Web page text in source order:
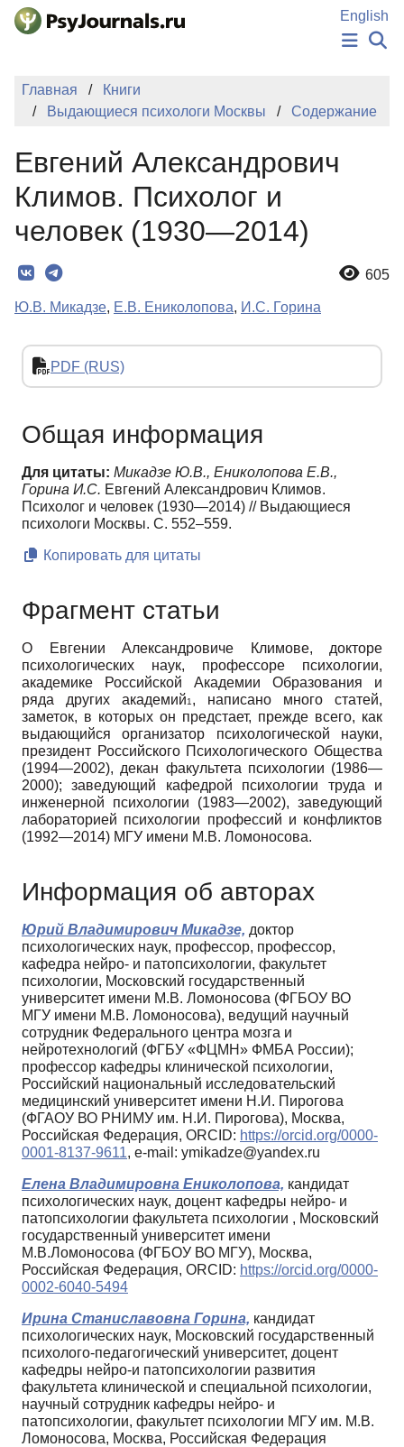
Перейти к основному содержанию
English
ИЗДАНИЯ
БАЗА ЗНАНИЙ
КЛЮЧЕВЫЕ СЛОВА
Регистрация
Главная
Книги
Выдающиеся психологи Москвы
Содержание
Евгений Александрович
Климов. Психолог и
человек (1930—2014)
605
Ю.В. Микадзе, Е.В. Ениколопова, И.С. Горина
PDF (RUS)
Общая информация
Для цитаты: Микадзе Ю.В., Ениколопова Е.В.,
Горина И.С. Евгений Александрович Климов.
Психолог и человек (1930—2014) // Выдающиеся
психологи Москвы. С. 552–559.
Копировать для цитаты
Фрагмент статьи
О Евгении Александровиче Климове, докторе
психологических наук, профессоре психологии,
академике Российской Академии Образования и
ряда других академий1 , написано много статей,
заметок, в которых он предстает, прежде всего, как
выдающийся организатор психологической науки,
президент Российского Психологического Общества
(1994—2002), декан факультета психологии (1986—
2000); заведующий кафедрой психологии труда и
инженерной психологии (1983—2002), заведующий
лабораторией психологии профессий и конфликтов
(1992—2014) МГУ имени М.В. Ломоносова.
Информация об авторах
Юрий Владимирович Микадзе, доктор
психологических наук, профессор, профессор,
кафедра нейро- и патопсихологии, факультет
психологии, Московский государственный
университет имени М.В. Ломоносова (ФГБОУ ВО
МГУ имени М.В. Ломоносова), ведущий научный
сотрудник Федерального центра мозга и
нейротехнологий (ФГБУ «ФЦМН» ФМБА России);
профессор кафедры клинической психологии,
Российский национальный исследовательский
медицинский университет имени Н.И. Пирогова
(ФГАОУ ВО РНИМУ им. Н.И. Пирогова), Москва,
Российская Федерация, ORCID: https://orcid.org/0000-
0001-8137-9611, e-mail: ymikadze@yandex.ru
Елена Владимировна Ениколопова, кандидат
психологических наук, доцент кафедры нейро- и
патопсихологии факультета психологии , Московский
государственный университет имени
М.В.Ломоносова (ФГБОУ ВО МГУ), Москва,
Российская Федерация, ORCID: https://orcid.org/0000-
0002-6040-5494
Ирина Станиславовна Горина, кандидат
психологических наук, Московский государственный
психолого-педагогический университет, доцент
кафедры нейро-и патопсихологии развития
факультета клинической и специальной психологии,
научный сотрудник кафедры нейро- и
патопсихологии, факультет психологии МГУ им. М.В.
Ломоносова, Москва, Российская Федерация